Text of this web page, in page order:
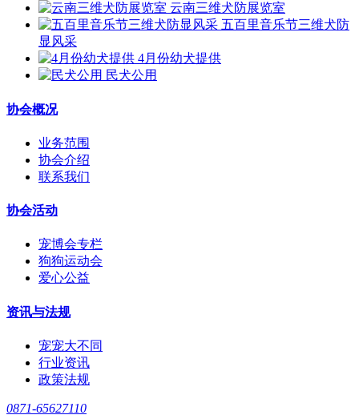
云南三维犬防展览室
五百里音乐节三维犬防
显风采
4月份幼犬提供
民犬公用
协会概况
业务范围
协会介绍
联系我们
协会活动
宠博会专栏
狗狗运动会
爱心公益
资讯与法规
宠宠大不同
行业资讯
政策法规
0871-65627110